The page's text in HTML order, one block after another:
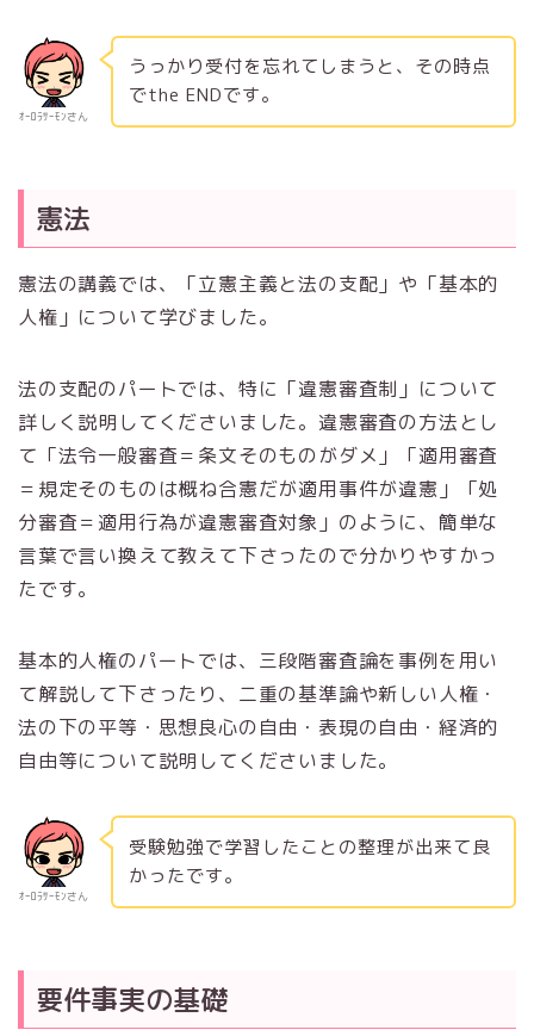
ｵｰﾛﾗｻｰﾓﾝさん
うっかり受付を忘れてしまうと、その時点
でthe ENDです。
憲法
憲法の講義では、「立憲主義と法の支配」や「基本的
人権」について学びました。
法の支配のパートでは、特に「違憲審査制」について
詳しく説明してくださいました。違憲審査の方法とし
て「法令一般審査＝条文そのものがダメ」「適用審査
＝規定そのものは概ね合憲だが適用事件が違憲」「処
分審査＝適用行為が違憲審査対象」のように、簡単な
言葉で言い換えて教えて下さったので分かりやすかっ
たです。
基本的人権のパートでは、三段階審査論を事例を用い
て解説して下さったり、二重の基準論や新しい人権・
法の下の平等・思想良心の自由・表現の自由・経済的
自由等について説明してくださいました。
ｵｰﾛﾗｻｰﾓﾝさん
受験勉強で学習したことの整理が出来て良
かったです。
要件事実の基礎